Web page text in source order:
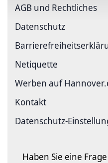
AGB und Rechtliches
Datenschutz
Netiquette
Werben auf
Kontakt
Datenschutz-
Haben Sie eine